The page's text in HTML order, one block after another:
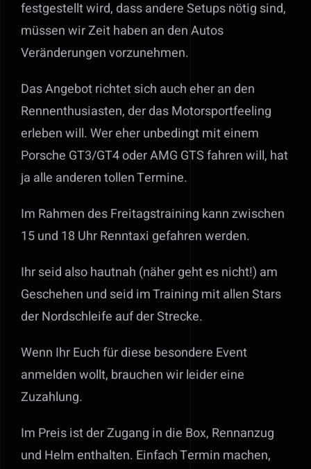
festgestellt wird, dass andere Setups nötig sind,
müssen wir Zeit haben an den Autos
Veränderungen vorzunehmen.
Das Angebot richtet sich auch eher an den
Rennenthusiasten, der das Motorsportfeeling
erleben will. Wer eher unbedingt mit einem
Porsche GT3/GT4 oder AMG GTS fahren will, hat
ja alle anderen tollen Termine.
Im Rahmen des Freitagstraining kann zwischen
15 und 18 Uhr Renntaxi gefahren werden.
Ihr seid also hautnah (näher geht es nicht!) am
Geschehen und seid im Training mit allen Stars
der Nordschleife auf der Strecke.
Wenn Ihr Euch für diese besondere Event
anmelden wollt, brauchen wir leider eine
Zuzahlung.
Im Preis ist der Zugang in die Box, Rennanzug
und Helm enthalten. Einfach Termin machen,